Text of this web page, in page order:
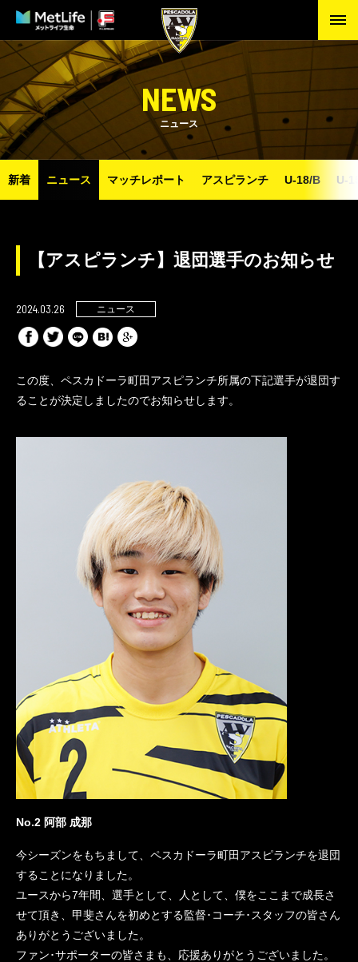
NEWS
ニュース
新着 ニュース マッチレポート アスピランチ U-18/B U-
【アスピランチ】退団選手のお知らせ
2024.03.26 ニュース
この度、ペスカドーラ町田アスピランチ所属の下記選手が退団す
ることが決定しましたのでお知らせします。
No.2 阿部 成那
今シーズンをもちまして、ペスカドーラ町田アスピランチを退団
することになりました。
ユースから7年間、選手として、人として、僕をここまで成長さ
せて頂き、甲斐さんを初めとする監督･コーチ･スタッフの皆さん
ありがとうございました。
ファン･サポーターの皆さまも、応援ありがとうございました。